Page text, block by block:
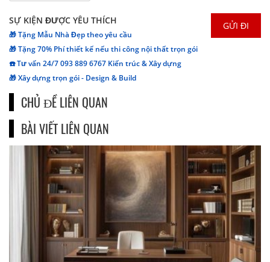
SỰ KIỆN ĐƯỢC YÊU THÍCH
🎁 Tặng Mẫu Nhà Đẹp theo yêu cầu
🎁 Tặng 70% Phí thiết kế nếu thi công nội thất trọn gói
☎️ Tư vấn 24/7 093 889 6767 Kiến trúc & Xây dựng
🎁 Xây dựng trọn gói - Design & Build
CHỦ ĐỀ LIÊN QUAN
BÀI VIẾT LIÊN QUAN